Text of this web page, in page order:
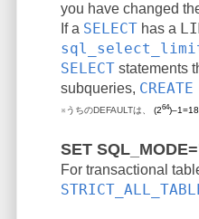
you have changed
If a SELECT has a
SELECT statements
subqueries,
※うちのDEFAULTは、 (264
SET
For transactional